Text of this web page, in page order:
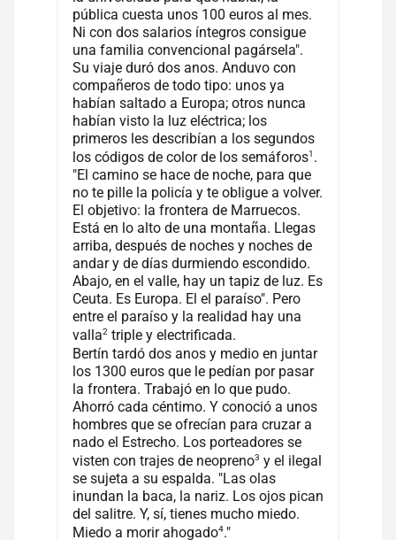
pública cuesta unos 100 euros al mes.
Ni con dos salarios íntegros consigue
una familia convencional pagársela".
Su viaje duró dos anos. Anduvo con
compañeros de todo tipo: unos ya
habían saltado a Europa; otros nunca
habían visto la luz eléctrica; los
primeros les describían a los segundos
los códigos de color de los semáforos1 .
"El camino se hace de noche, para que
no te pille la policía y te obligue a volver.
El objetivo: la frontera de Marruecos.
Está en lo alto de una montaña. Llegas
arriba, después de noches y noches de
andar y de días durmiendo escondido.
Abajo, en el valle, hay un tapiz de luz. Es
Ceuta. Es Europa. El el paraíso". Pero
entre el paraíso y la realidad hay una
valla2 triple y electrificada.
Bertín tardó dos anos y medio en juntar
los 1300 euros que le pedían por pasar
la frontera. Trabajó en lo que pudo.
Ahorró cada céntimo. Y conoció a unos
hombres que se ofrecían para cruzar a
nado el Estrecho. Los porteadores se
visten con trajes de neopreno3 y el ilegal
se sujeta a su espalda. "Las olas
inundan la baca, la nariz. Los ojos pican
del salitre. Y, sí, tienes mucho miedo.
Miedo a morir ahogado4."